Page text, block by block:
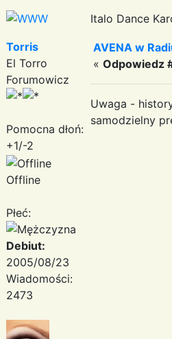
Italo Dance
Torris
El Torro
Forumowicz
Pomocna dłoń:
+1/-2
Offline
Płeć:
Debiut:
2005/08/23
Wiadomości:
2473
AVENA w
« Odpowiedz
Uwaga -
samodzielny